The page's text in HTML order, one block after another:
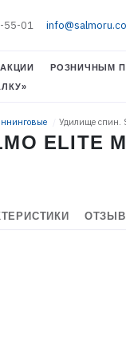
55-01
АКЦИИ
РОЗНИЧНЫМ
Удилище спин.
ELITE